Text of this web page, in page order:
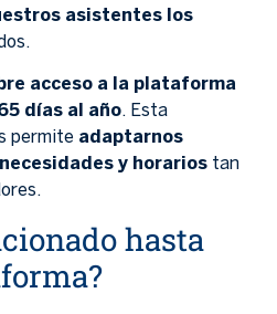
asistentes los
acceso a la plataforma
días al año. Esta
permite adaptarnos
y horarios tan
hasta